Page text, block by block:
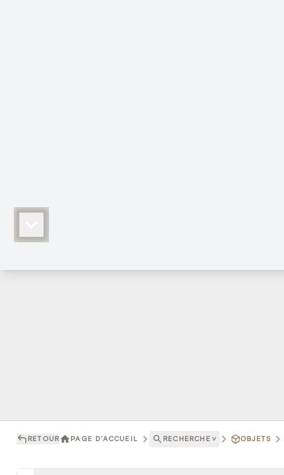
RETOUR PAGE D'ACCUEIL RECHERCHE ˅ OBJETS